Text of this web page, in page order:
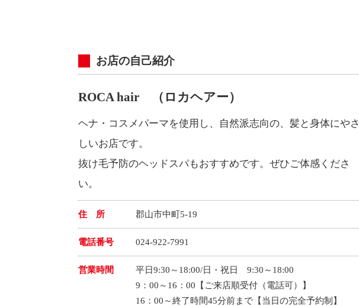
お店の自己紹介
ROCA hair （ロカヘアー）
ヘナ・コスメパーマを使用し、自然派志向の、髪と身体にやさ
しいお店です。
抜け毛予防のヘッドスパもおすすめです。ぜひご体感くださ
い。
住 所 郡山市中町5-19
電話番号 024-922-7991
営業時間
平日9:30～18:00/日・祝日 9:30～18:00
9：00～16：00【ご来店順受付（電話可）】
16：00～終了時間45分前まで【当日の完全予約制】